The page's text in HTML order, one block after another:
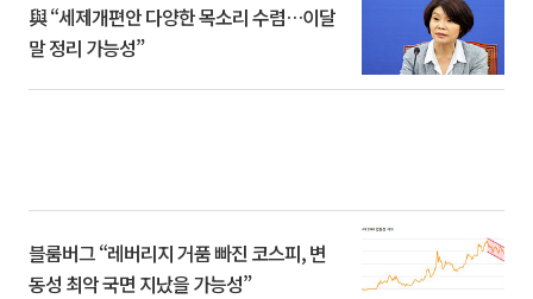
與 “세제개편안 다양한 목소리 수렴…이달
말 정리 가능성”
블룸버그 “레버리지 거품 빠진 코스피, 변
동성 최악 국면 지났을 가능성”